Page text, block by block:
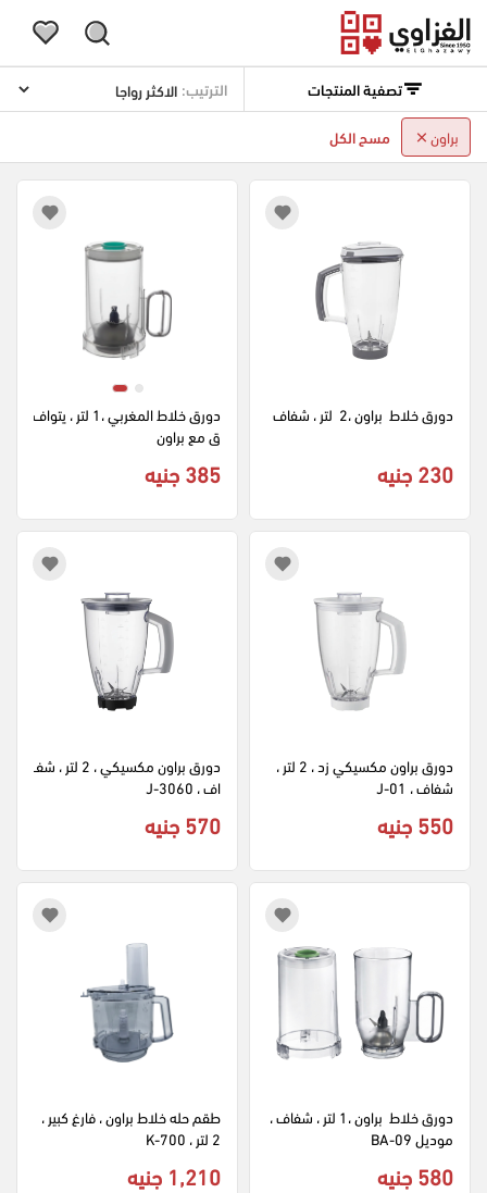
تصفية المنتجات الترتيب:
براون مسح الكل
دورق خلاط  براون ،2  لتر ، شفاف
230 جنيه
دورق خلاط المغربي ،1 لتر ، يتواف
ق مع براون
385 جنيه
شفاف ، J-01
550 جنيه
دورق براون مكسيكي ، 2 لتر ، شف
اف ، 3060-J
570 جنيه
موديل BA-09
580 جنيه
2 لتر ، K-700
1,210 جنيه